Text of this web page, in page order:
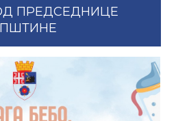
ПРЕДСЕДНИЦЕ